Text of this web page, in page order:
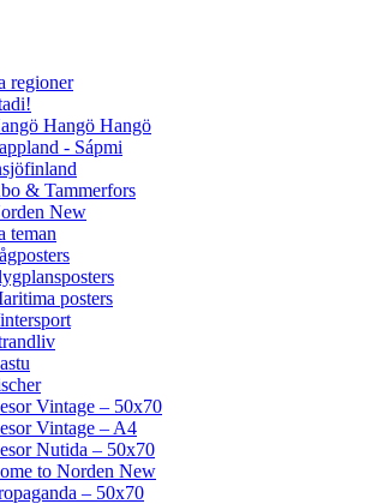
regioner
Hangö Hangö
- Sápmi
& Tammerfors
New
teman
posters
Vintage – 50x70
Vintage – A4
Nutida – 50x70
to Norden New
– 50x70